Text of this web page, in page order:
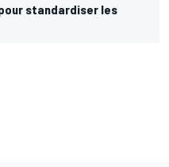
standardiser les